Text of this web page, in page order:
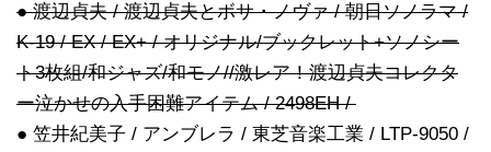
● 渡辺貞夫 / 渡辺貞夫とボサ・ノヴァ / 朝日ソノラマ /
K-19 / EX / EX+ / オリジナル/ブックレット+ソノシー
ト3枚組/和ジャズ/和モノ//激レア！渡辺貞夫コレクタ
ー泣かせの入手困難アイテム / 2498EH /
● 笠井紀美子 / アンブレラ / 東芝音楽工業 / LTP-9050 /